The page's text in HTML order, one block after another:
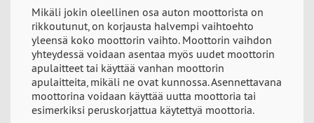
Mikäli jokin oleellinen osa auton moottorista on
rikkoutunut, on korjausta halvempi vaihtoehto
yleensä koko moottorin vaihto. Moottorin vaihdon
yhteydessä voidaan asentaa myös uudet moottorin
apulaitteet tai käyttää vanhan moottorin
apulaitteita, mikäli ne ovat kunnossa. Asennettavana
moottorina voidaan käyttää uutta moottoria tai
esimerkiksi peruskorjattua käytettyä moottoria.